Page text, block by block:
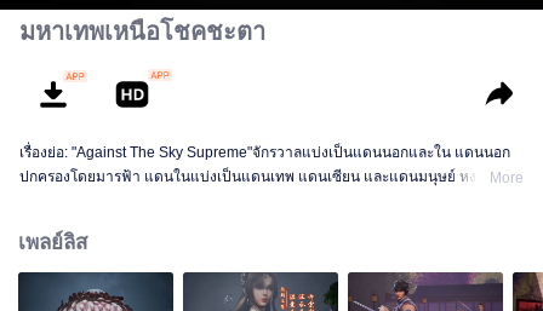
มหาเทพเหนือโชคชะตา
เรื่องย่อ: "Against The Sky Supreme"จักรวาลแบ่งเป็นแดนนอกและใน แดนนอก
ปกครองโดยมารฟ้า แดนในแบ่งเป็นแดนเทพ แดนเซียน และแดนมนุษย์ หงเห
สุดท้ายรวมแผ่นดินเทียนฝาเป็นหนึ่ง
More
เพลย์ลิส